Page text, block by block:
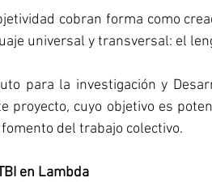
cobran forma como
universal y transversal: el
para la investigación y
proyecto, cuyo objetivo es
del trabajo colectivo.
en Lambda